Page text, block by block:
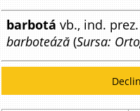
barbotávb., ind.
barboteáză (Sursa: